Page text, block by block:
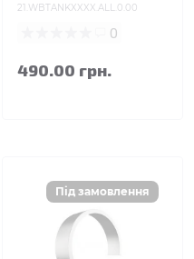
21.WBTANKXXXX.ALL.0.00
0
490.00 грн.